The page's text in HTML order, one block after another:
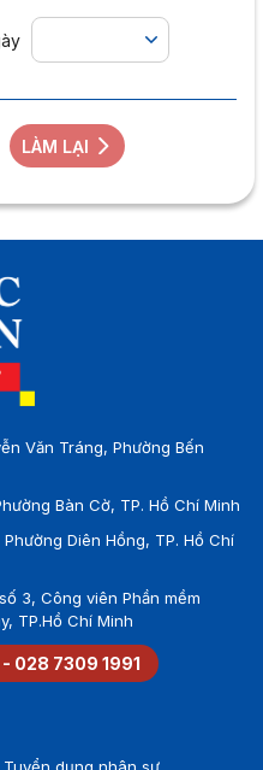
LÀM LẠI
Văn Tráng, Phường Bến
Bàn Cờ, TP. Hồ Chí Minh
Diên Hồng, TP. Hồ Chí
3, Công viên Phần mềm
TP.Hồ Chí Minh
- 028 7309 1991
Tuyển dụng nhân sự